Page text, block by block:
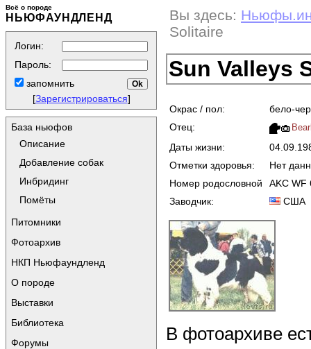
Всё о породе
НЬЮФАУНДЛЕНД
Логин:
Пароль:
запомнить
[Зарегистрироваться]
База ньюфов
Описание
Добавление собак
Инбридинг
Помёты
Питомники
Фотоархив
НКП Ньюфаундленд
О породе
Выставки
Библиотека
Форумы
Вы здесь:
Solitaire
Sun Valleys
Окрас / пол:
бело-
Отец:
Даты жизни:
Отметки здоровья:
Нет
Номер родословной
AKC WF
Заводчик:
США
В фотоархиве